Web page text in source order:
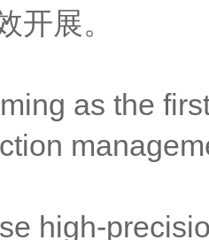
开展。
as the
high-